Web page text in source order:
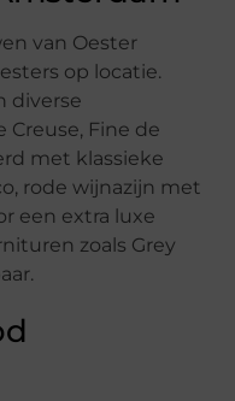
van Oester
op locatie.
diverse
Creuse, Fine de
met klassieke
rode wijnazijn met
een extra luxe
zoals Grey